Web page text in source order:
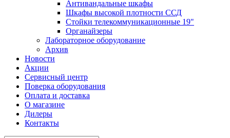
Антивандальные шкафы
Шкафы высокой плотности ССД
Стойки телекоммуникационные 19"
Органайзеры
Лабораторное оборудование
Архив
Новости
Акции
Сервисный центр
Поверка оборудования
Оплата и доставка
О магазине
Дилеры
Контакты